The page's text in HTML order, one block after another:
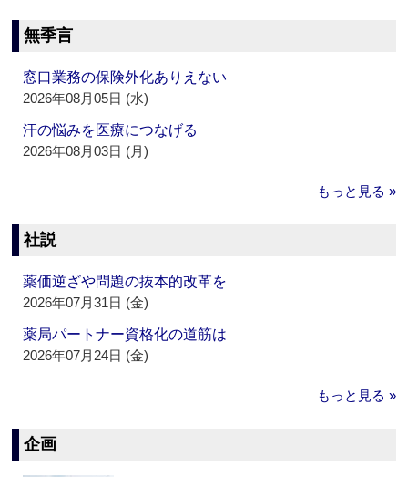
無季言
窓口業務の保険外化ありえない
2026年08月05日 (水)
汗の悩みを医療につなげる
2026年08月03日 (月)
もっと見る »
社説
薬価逆ざや問題の抜本的改革を
2026年07月31日 (金)
薬局パートナー資格化の道筋は
2026年07月24日 (金)
もっと見る »
企画